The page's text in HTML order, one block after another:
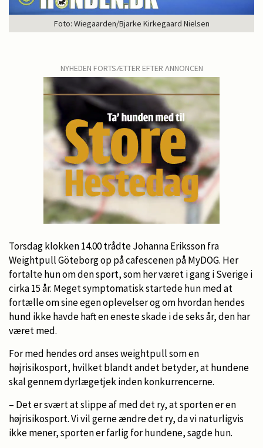
Foto: Wiegaarden/Bjarke Kirkegaard Nielsen
NYHEDEN FORTSÆTTER EFTER ANNONCEN
Torsdag klokken 14.00 trådte Johanna Eriksson fra
Weightpull Göteborg op på cafescenen på MyDOG. Her
fortalte hun om den sport, som her været i gang i Sverige i
cirka 15 år. Meget symptomatisk startede hun med at
fortælle om sine egen oplevelser og om hvordan hendes
hund ikke havde haft en eneste skade i de seks år, den har
været med.
For med hendes ord anses weightpull som en
højrisikosport, hvilket blandt andet betyder, at hundene
skal gennem dyrlægetjek inden konkurrencerne.
– Det er svært at slippe af med det ry, at sporten er en
højrisikosport. Vi vil gerne ændre det ry, da vi naturligvis
ikke mener, sporten er farlig for hundene, sagde hun.